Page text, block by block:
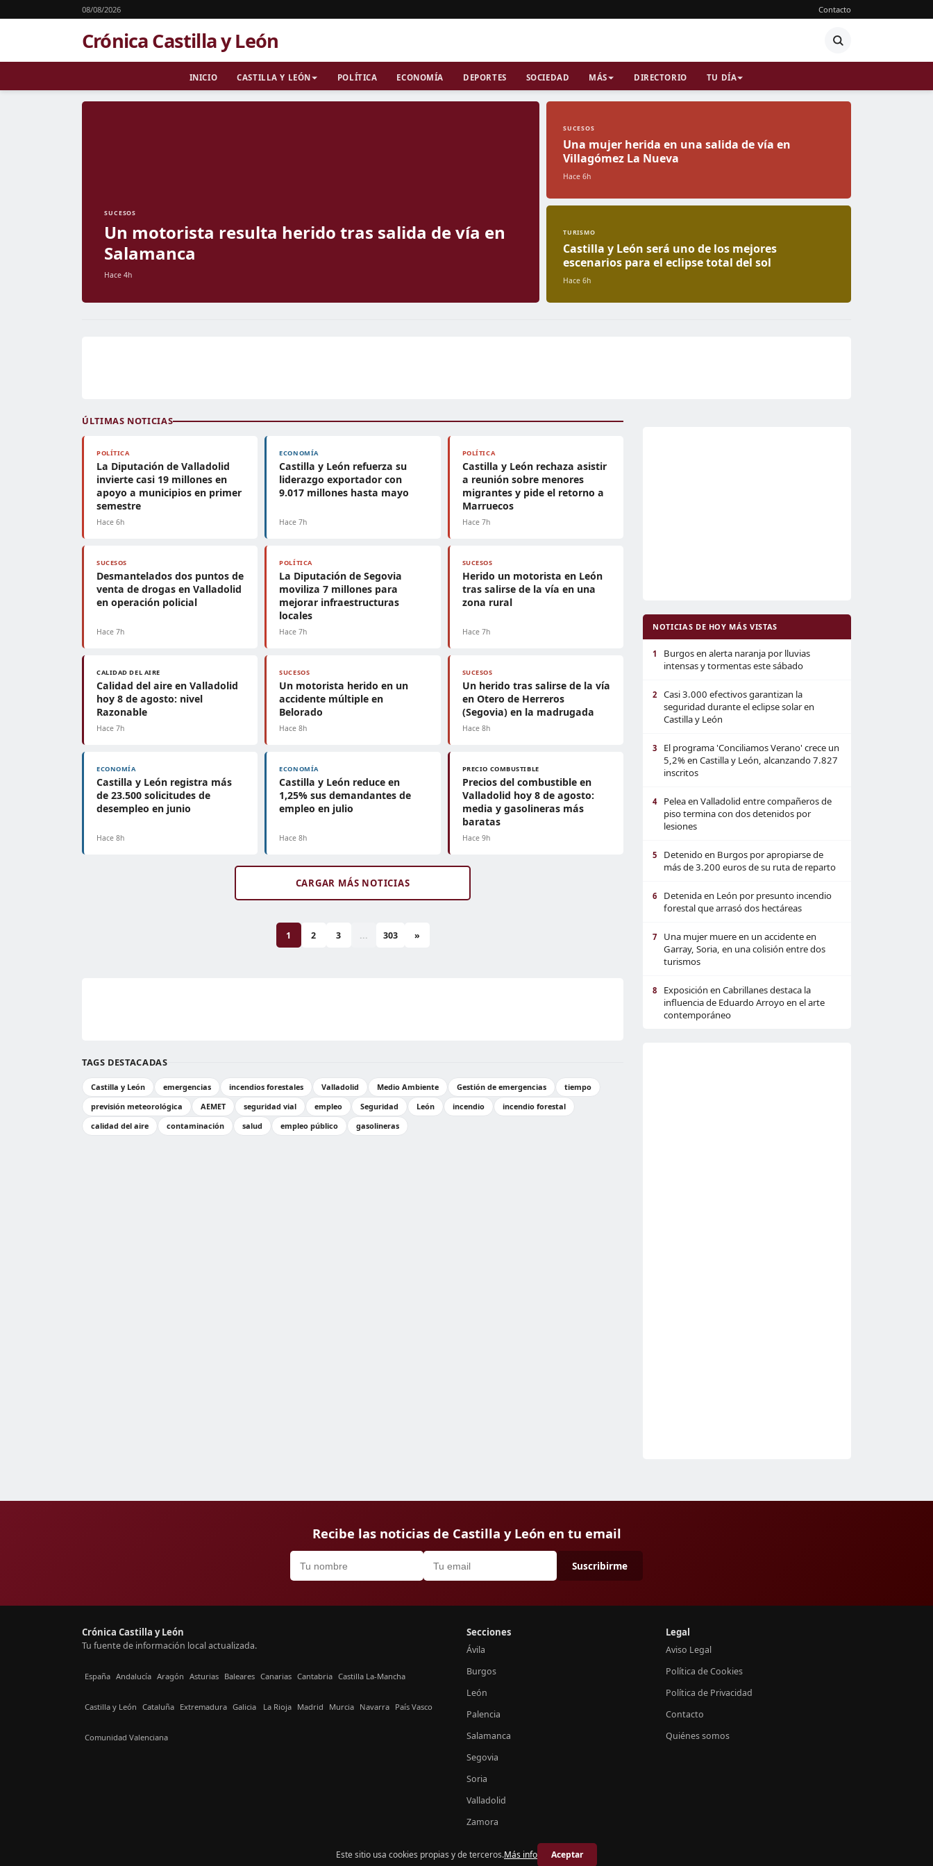
08/08/2026 Contacto
Crónica Castilla y León
INICIO CASTILLA Y LEÓN POLÍTICA ECONOMÍA DEPORTES SOCIEDAD MÁS DIRECTORIO TU DÍA
SUCESOS
Un motorista resulta herido tras salida de vía en
Salamanca
Hace 4h
SUCESOS
Una mujer herida en una salida de vía en
Villagómez La Nueva
Hace 6h
TURISMO
Castilla y León será uno de los mejores
escenarios para el eclipse total del sol
Hace 6h
ÚLTIMAS NOTICIAS
POLÍTICA
La Diputación de Valladolid
invierte casi 19 millones en
apoyo a municipios en primer
semestre
Hace 6h
ECONOMÍA
Castilla y León refuerza su
liderazgo exportador con
9.017 millones hasta mayo
Hace 7h
POLÍTICA
Castilla y León rechaza asistir
a reunión sobre menores
migrantes y pide el retorno a
Marruecos
Hace 7h
SUCESOS
Desmantelados dos puntos de
venta de drogas en Valladolid
en operación policial
Hace 7h
POLÍTICA
La Diputación de Segovia
moviliza 7 millones para
mejorar infraestructuras
locales
Hace 7h
SUCESOS
Herido un motorista en León
tras salirse de la vía en una
zona rural
Hace 7h
CALIDAD DEL AIRE
Calidad del aire en Valladolid
hoy 8 de agosto: nivel
Razonable
Hace 7h
SUCESOS
Un motorista herido en un
accidente múltiple en
Belorado
Hace 8h
SUCESOS
Un herido tras salirse de la vía
en Otero de Herreros
(Segovia) en la madrugada
Hace 8h
ECONOMÍA
Castilla y León registra más
de 23.500 solicitudes de
desempleo en junio
Hace 8h
ECONOMÍA
Castilla y León reduce en
1,25% sus demandantes de
empleo en julio
Hace 8h
PRECIO COMBUSTIBLE
Precios del combustible en
Valladolid hoy 8 de agosto:
media y gasolineras más
baratas
Hace 9h
CARGAR MÁS NOTICIAS
1 2 3 ... 303 »
TAGS DESTACADAS
Castilla y León emergencias incendios forestales Valladolid Medio Ambiente Gestión de emergencias
tiempo
previsión meteorológica
AEMET seguridad vial empleo Seguridad León incendio
incendio forestal
calidad del aire
contaminación salud empleo público gasolineras
NOTICIAS DE HOY MÁS VISTAS
1
Burgos en alerta naranja por lluvias
intensas y tormentas este sábado
2
Casi 3.000 efectivos garantizan la
seguridad durante el eclipse solar en
Castilla y León
3
El programa 'Conciliamos Verano' crece un
5,2% en Castilla y León, alcanzando 7.827
inscritos
4
Pelea en Valladolid entre compañeros de
piso termina con dos detenidos por
lesiones
5
Detenido en Burgos por apropiarse de
más de 3.200 euros de su ruta de reparto
6
Detenida en León por presunto incendio
forestal que arrasó dos hectáreas
7
Una mujer muere en un accidente en
Garray, Soria, en una colisión entre dos
turismos
8
Exposición en Cabrillanes destaca la
influencia de Eduardo Arroyo en el arte
contemporáneo
Recibe las noticias de Castilla y León en tu email
Suscribirme
Crónica Castilla y León
Tu fuente de información local actualizada.
España Andalucía Aragón Asturias Baleares Canarias Cantabria Castilla La-Mancha
Castilla y León Cataluña Extremadura Galicia La Rioja Madrid Murcia Navarra País Vasco
Comunidad Valenciana
Secciones
Ávila
Burgos
León
Palencia
Salamanca
Segovia
Soria
Valladolid
Zamora
Legal
Aviso Legal
Política de Cookies
Política de Privacidad
Contacto
Quiénes somos
© 2026 Crónica Castilla y León
Este sitio usa cookies propias y de terceros.Más info Aceptar